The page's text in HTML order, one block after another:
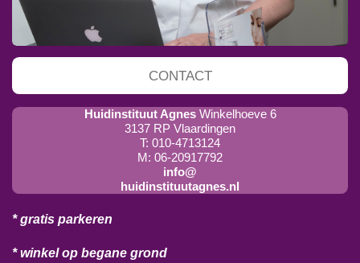
CONTACT
Huidinstituut Agnes Winkelhoeve 6
3137 RP Vlaardingen
T: 010-4713124
M: 06-20917792
info@
huidinstituutagnes.nl
* gratis parkeren
* winkel op begane grond